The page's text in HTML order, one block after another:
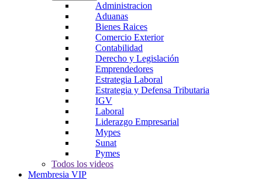
Administracion
Aduanas
Bienes Raices
Comercio Exterior
Contabilidad
Derecho y Legislación
Emprendedores
Estrategia Laboral
Estrategia y Defensa Tributaria
IGV
Laboral
Liderazgo Empresarial
Mypes
Sunat
Pymes
Todos los videos
Membresia VIP